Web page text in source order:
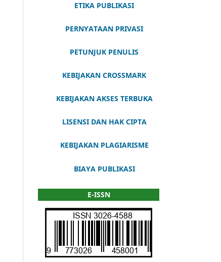
ETIKA PUBLIKASI
PERNYATAAN PRIVASI
PETUNJUK PENULIS
KEBIJAKAN CROSSMARK
KEBIJAKAN AKSES TERBUKA
LISENSI DAN HAK CIPTA
KEBIJAKAN PLAGIARISME
BIAYA PUBLIKASI
E-ISSN